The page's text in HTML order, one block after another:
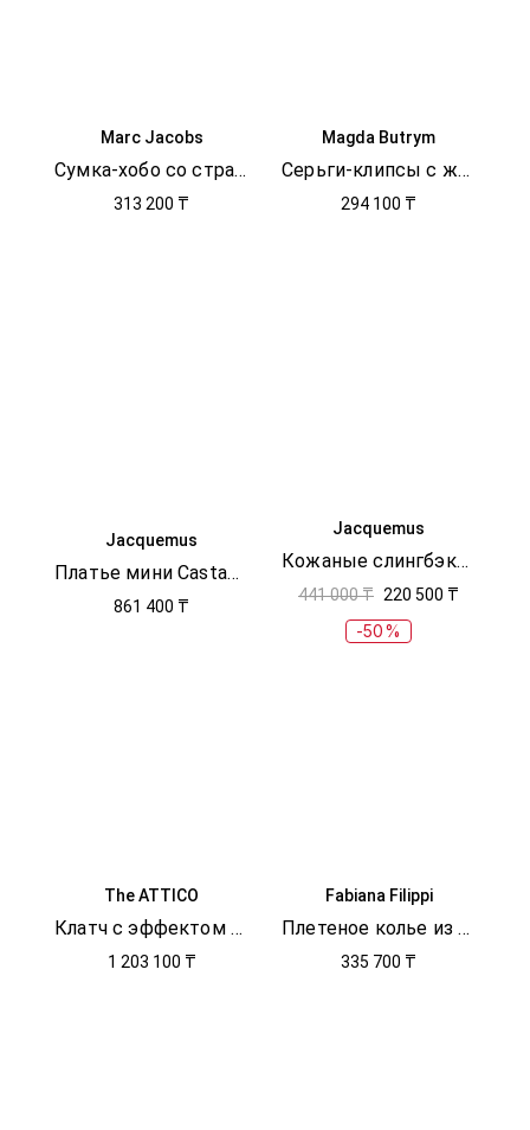
Marc Jacobs
Сумка-хобо со стразами
313 200 ₸
Magda Butrym
Серьги-клипсы с жемчугом
294 100 ₸
Jacquemus
Платье мини Castagna
861 400 ₸
Jacquemus
Кожаные слингбэки Cubisto basses
441 000 ₸ 220 500 ₸
-50%
The ATTICO
Клатч с эффектом металлик Midnight
1 203 100 ₸
Fabiana Filippi
Плетеное колье из цепи мониль
335 700 ₸